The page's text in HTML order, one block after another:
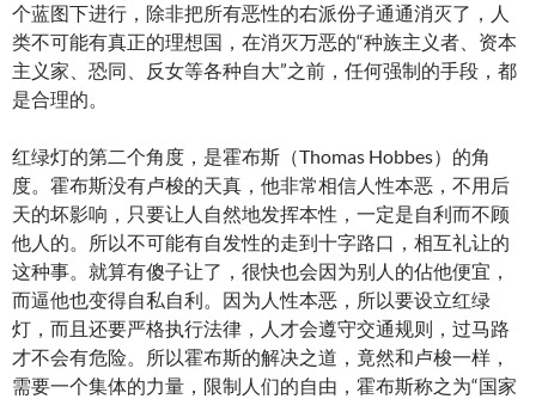
个蓝图下进行，除非把所有恶性的右派份子通通消灭了，人
类不可能有真正的理想国，在消灭万恶的“种族主义者、资本
主义家、恐同、反女等各种自大”之前，任何强制的手段，都
是合理的。
红绿灯的第二个角度，是霍布斯（Thomas Hobbes）的角
度。霍布斯没有卢梭的天真，他非常相信人性本恶，不用后
天的坏影响，只要让人自然地发挥本性，一定是自利而不顾
他人的。所以不可能有自发性的走到十字路口，相互礼让的
这种事。就算有傻子让了，很快也会因为别人的佔他便宜，
而逼他也变得自私自利。因为人性本恶，所以要设立红绿
灯，而且还要严格执行法律，人才会遵守交通规则，过马路
才不会有危险。所以霍布斯的解决之道，竟然和卢梭一样，
需要一个集体的力量，限制人们的自由，霍布斯称之为“国家